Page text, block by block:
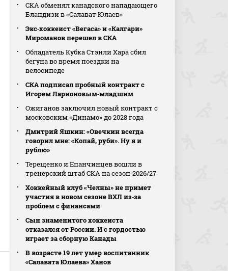
СКА обменял канадского нападающего
Бландизи в «Салават Юлаев»
Экс‑хоккеист «Вегаса» и «Калгари»
Мироманов перешел в СКА
Обладатель Кубка Стэнли Хара сбил
бегуна во время поездки на
велосипеде
СКА подписал пробный контракт с
Игорем Ларионовым‑младшим
Ожиганов заключил новый контракт с
московским «Динамо» до 2028 года
Дмитрий Яшкин: «Овечкин всегда
говорил мне: «Копай, руби». Ну я и
рублю»
Терещенко и Епанчинцев вошли в
тренерский штаб СКА на сезон‑2026/27
Хоккейный клуб «Челны» не примет
участия в новом сезоне ВХЛ из‑за
проблем с финансами
Сын знаменитого хоккеиста
отказался от России. И с гордостью
играет за сборную Канады
В возрасте 19 лет умер воспитанник
«Салавата Юлаева» Ханов